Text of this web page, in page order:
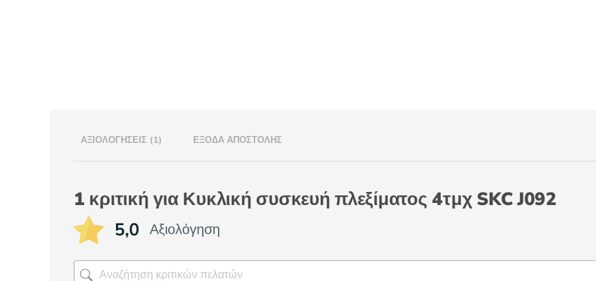
ΑΞΙΟΛΟΓΉΣΕΙΣ (1) ΈΞΟΔΑ ΑΠΟΣΤΟΛΉΣ
1 κριτική για Κυκλική συσκευή πλεξίματος 4τμχ SKC J092
5,0 Αξιολόγηση